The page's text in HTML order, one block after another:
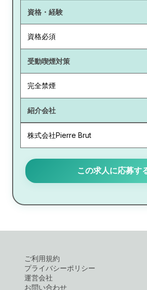
資格・経験
資格必須
受動喫煙対策
完全禁煙
紹介会社
株式会社Pierre Brut
この求人に応募す
ご利用規約
プライバシーポリシー
運営会社
お問い合わせ